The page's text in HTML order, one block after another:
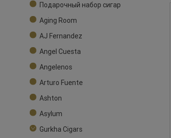
Подарочный набор сигар
Aging Room
AJ Fernandez
Angel Cuesta
Angelenos
Arturo Fuente
Ashton
Asylum
Gurkha Cigars